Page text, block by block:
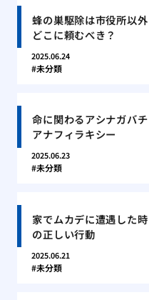
蜂の巣駆除は市役所以外
どこに頼むべき？
2025.06.24
未分類
命に関わるアシナガバチ
アナフィラキシー
2025.06.23
未分類
家でムカデに遭遇した時
の正しい行動
2025.06.21
未分類